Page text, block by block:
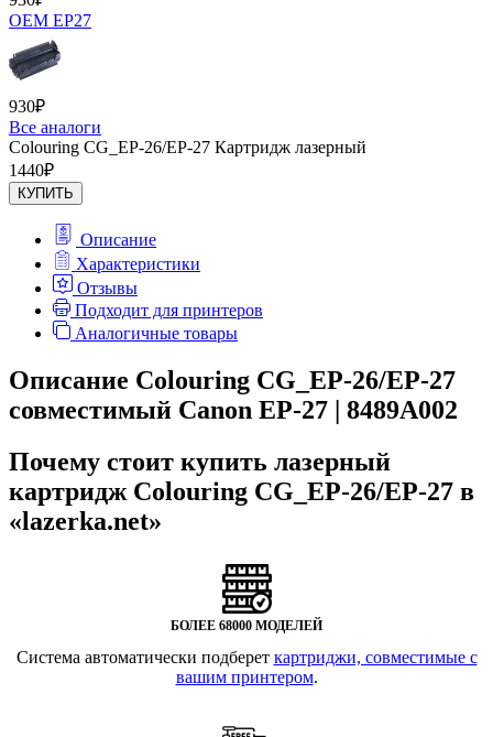
OEM EP27
930₽
Все аналоги
Colouring CG_EP-26/EP-27 Картридж лазерный
1440₽
КУПИТЬ
Описание
Характеристики
Отзывы
Подходит для принтеров
Аналогичные товары
Описание Colouring CG_EP-26/EP-27
совместимый Canon EP-27 | 8489A002
Почему стоит купить лазерный
картридж Colouring CG_EP-26/EP-27 в
«lazerka.net»
БОЛЕЕ 68000 МОДЕЛЕЙ
Система автоматически подберет картриджи, совместимые с
вашим принтером.